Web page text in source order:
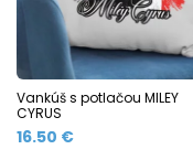
Vankúš s potlačou MILEY
CYRUS
16.50 €